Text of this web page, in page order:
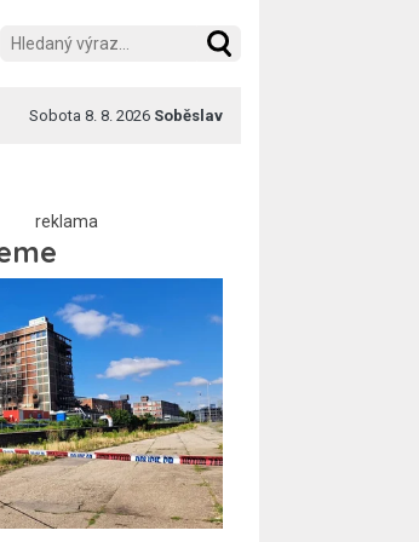
Sobota 8. 8. 2026 Soběslav